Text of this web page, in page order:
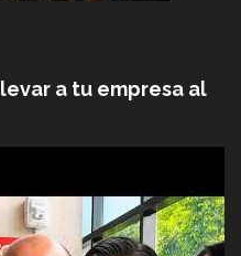
a tu empresa al